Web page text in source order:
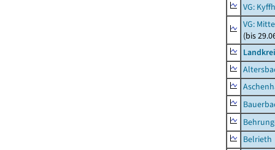
VG:
VG:
(bis
Belrieth